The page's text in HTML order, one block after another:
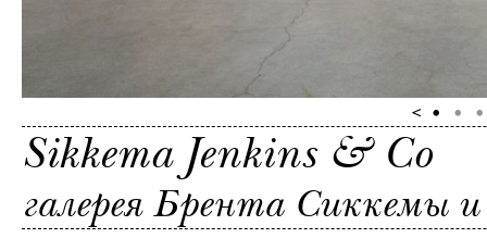
Sikkema Jenkins & Co
галерея Брента Сиккемы